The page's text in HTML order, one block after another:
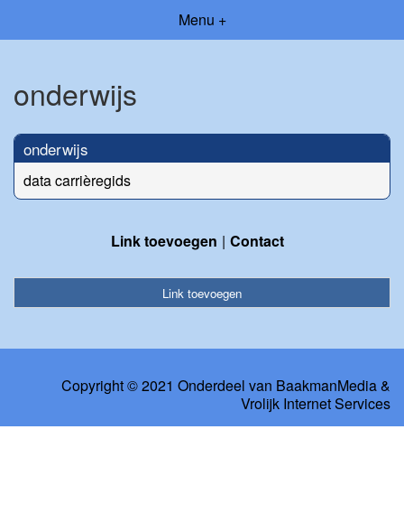
Menu +
onderwijs
onderwijs
data carrièregids
Link toevoegen Contact
Link toevoegen
Copyright © 2021 Onderdeel van BaakmanMedia&
Vrolijk Internet Services